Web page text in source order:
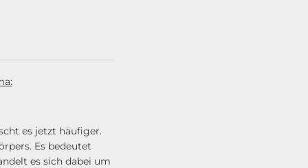
es jetzt häufiger.
Es bedeutet
es sich dabei um